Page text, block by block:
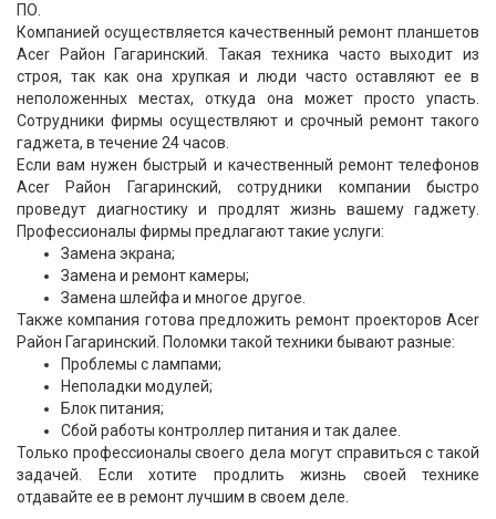
ПО.
Компанией осуществляется качественный ремонт планшетов
Acer Район Гагаринский. Такая техника часто выходит из
строя, так как она хрупкая и люди часто оставляют ее в
неположенных местах, откуда она может просто упасть.
Сотрудники фирмы осуществляют и срочный ремонт такого
гаджета, в течение 24 часов.
Если вам нужен быстрый и качественный ремонт телефонов
Acer Район Гагаринский, сотрудники компании быстро
проведут диагностику и продлят жизнь вашему гаджету.
Профессионалы фирмы предлагают такие услуги:
Замена экрана;
Замена и ремонт камеры;
Замена шлейфа и многое другое.
Также компания готова предложить ремонт проекторов Acer
Район Гагаринский. Поломки такой техники бывают разные:
Проблемы с лампами;
Неполадки модулей;
Блок питания;
Сбой работы контроллер питания и так далее.
Только профессионалы своего дела могут справиться с такой
задачей. Если хотите продлить жизнь своей технике
отдавайте ее в ремонт лучшим в своем деле.